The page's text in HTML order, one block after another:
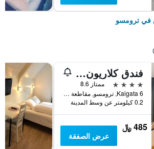
في ترومسو
فندق كلاريون ذا إيدج
4 نجوم
ممتاز 8.6
Kaigata 6, ترومسو, مقاطعة ترومس, النرويج
0.2 كيلومتر عن وسط المدينة
485 ﷼
عرض الصفقة